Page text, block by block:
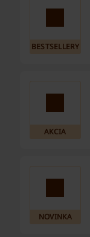
BESTSELLERY
AKCIA
NOVINKA